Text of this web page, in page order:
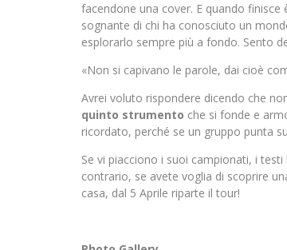
facendone una cover. E quando
sognante di chi ha conosciuto un
esplorarlo sempre più a fondo. Sento
«Non si capivano le parole, dai cioè
Avrei voluto rispondere dicendo che
quinto strumento che si fonde e
ricordato, perché se un gruppo punta
Se vi piacciono i suoi campionati, i
contrario, se avete voglia di scoprire
casa, dal 5 Aprile riparte il tour!